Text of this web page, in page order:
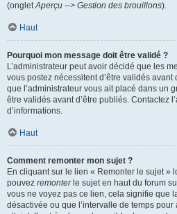
(ongletAperçu --> Gestion des brouillons).
Haut
Pourquoi mon message doit être validé ?
L’administrateur peut avoir décidé que les
vous postez nécessitent d’être validés avant
que l’administrateur vous ait placé dans un
être validés avant d’être publiés. Contactez
d’informations.
Haut
Comment remonter mon sujet ?
En cliquant sur le lien « Remonter le sujet »
pouvez remonterle sujet en haut du forum
vous ne voyez pas ce lien, cela signifie que
désactivée ou que l’intervalle de temps pour